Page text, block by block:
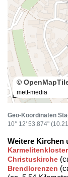
100 m
©
mett-media
Geo-Koordinaten
10° 12' 53.874"
Weitere Kirchen
Christuskirche
Brendlorenzen